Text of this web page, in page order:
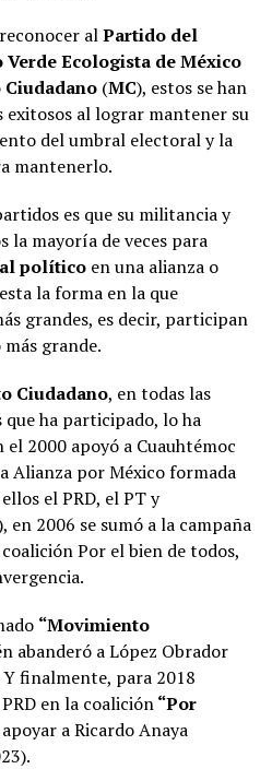
alPartido del
Verde Ecologista de México
(MC), estos se han
exitosos al lograr mantener su
del umbral electoral y la
mantenerlo.
es que su militancia y
la mayoría de veces para
político en una alianza o
la forma en la que
grandes, es decir, participan
grande.
Ciudadano, en todas las
que ha participado, lo ha
el 2000 apoyó a Cuauhtémoc
Alianza por México formada
el PRD, el PT y
en 2006 se sumó a la campaña
Por el bien de todos,
“Movimiento
abanderó a López Obrador
finalmente, para 2018
en la coalición“Por
a Ricardo Anaya